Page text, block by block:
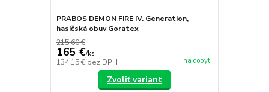
PRABOS DEMON FIRE IV. Generation,
hasičská obuv Goratex
215,60 €
165 €/ks
134,15 € bez DPH na dopyt
Zvoliť variant